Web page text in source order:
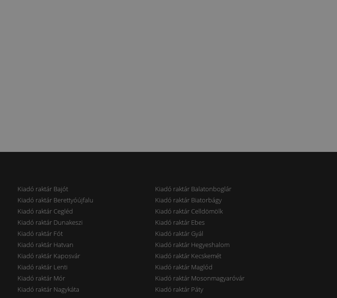
Kiadó raktár Bajót
Kiadó raktár Balatonboglár
Kiadó raktár Berettyóújfalu
Kiadó raktár Biatorbágy
Kiadó raktár Cegléd
Kiadó raktár Celldömölk
Kiadó raktár Dunakeszi
Kiadó raktár Ebes
Kiadó raktár Fót
Kiadó raktár Gyál
Kiadó raktár Hatvan
Kiadó raktár Hegyeshalom
Kiadó raktár Kaposvár
Kiadó raktár Kecskemét
Kiadó raktár Lenti
Kiadó raktár Maglód
Kiadó raktár Mór
Kiadó raktár Mosonmagyaróvár
Kiadó raktár Nagykáta
Kiadó raktár Páty